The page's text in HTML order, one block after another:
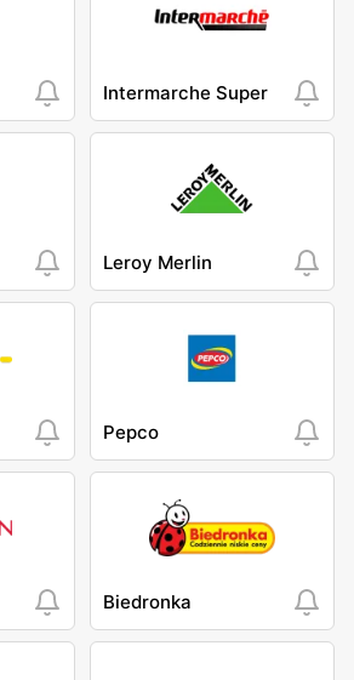
Intermarche Super
Leroy Merlin
Pepco
Biedronka